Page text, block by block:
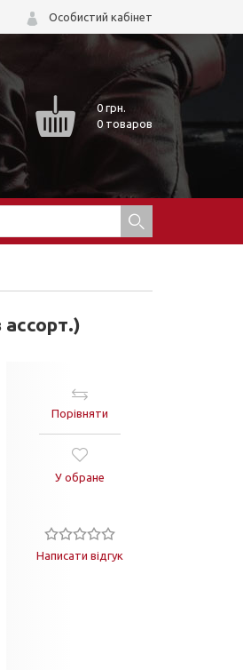
Особистий кабінет
0грн.
0 товаров
Порівняти
У обране
Написати відгук